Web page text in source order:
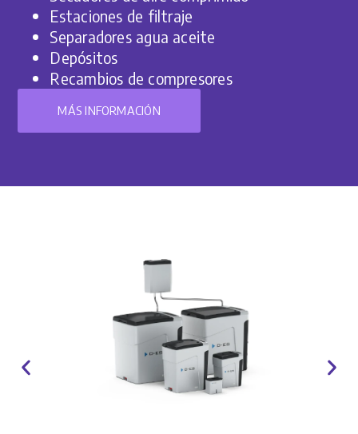
Estaciones de filtraje
Separadores agua aceite
Depósitos
Recambios de compresores
MÁS INFORMACIÓN